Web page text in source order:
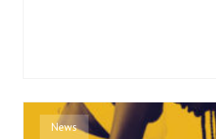
News